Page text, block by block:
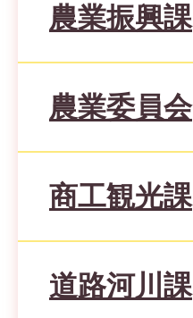
農業振興課
農業委員会
商工観光課
道路河川課